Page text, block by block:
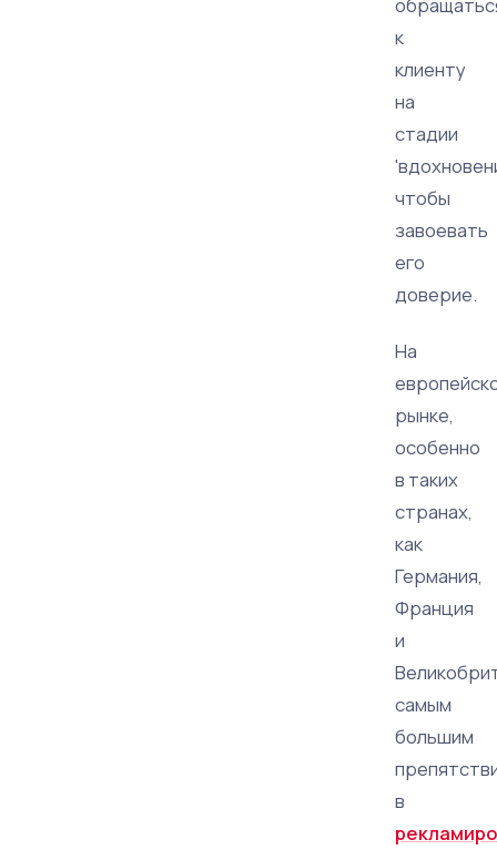
к
клиенту
на
стадии
чтобы
завоевать
его
доверие.
На
рынке,
особенно
в таких
странах,
как
Германия,
Франция
и
самым
большим
в